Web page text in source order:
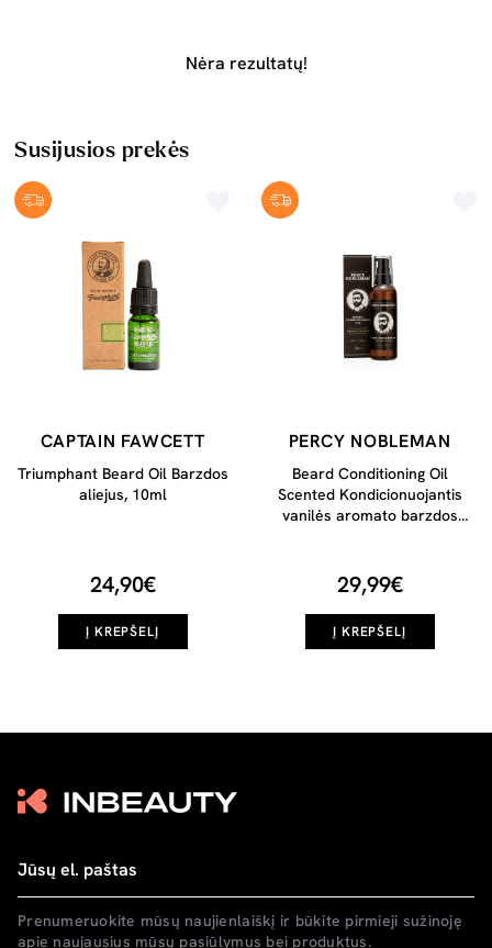
Nėra rezultatų!
Susijusios prekės
CAPTAIN FAWCETT
Triumphant Beard Oil Barzdos
aliejus, 10ml
24,90€
Į KREPŠELĮ
PERCY NOBLEMAN
Beard Conditioning Oil
Scented Kondicionuojantis
vanilės aromato barzdos
29,99€
Į KREPŠELĮ
Prenumeruokite mūsų naujienlaiškį ir būkite pirmieji sužinoję
apie naujausius mūsų pasiūlymus bei produktus.